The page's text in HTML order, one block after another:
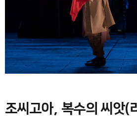
조씨고아, 복수의 씨앗(